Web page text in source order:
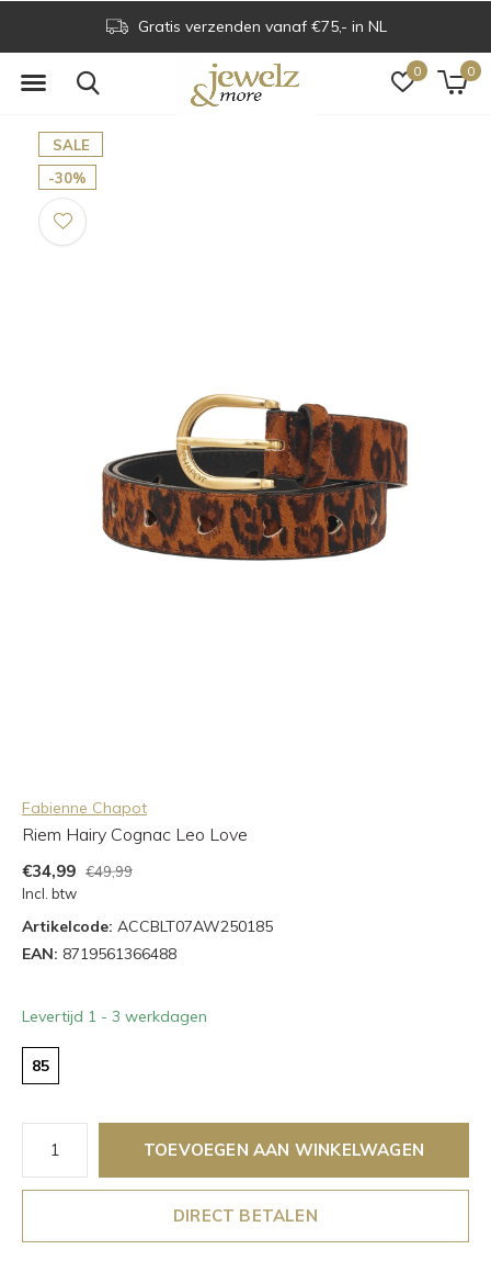
0 0
Gratis verzenden vanaf €75,- in NL
SALE
-30%
Fabienne Chapot
Riem Hairy Cognac Leo Love
€34,99 €49,99
Incl. btw
Artikelcode: ACCBLT07AW250185
EAN: 8719561366488
Levertijd 1 - 3 werkdagen
85
TOEVOEGEN AAN WINKELWAGEN
DIRECT BETALEN